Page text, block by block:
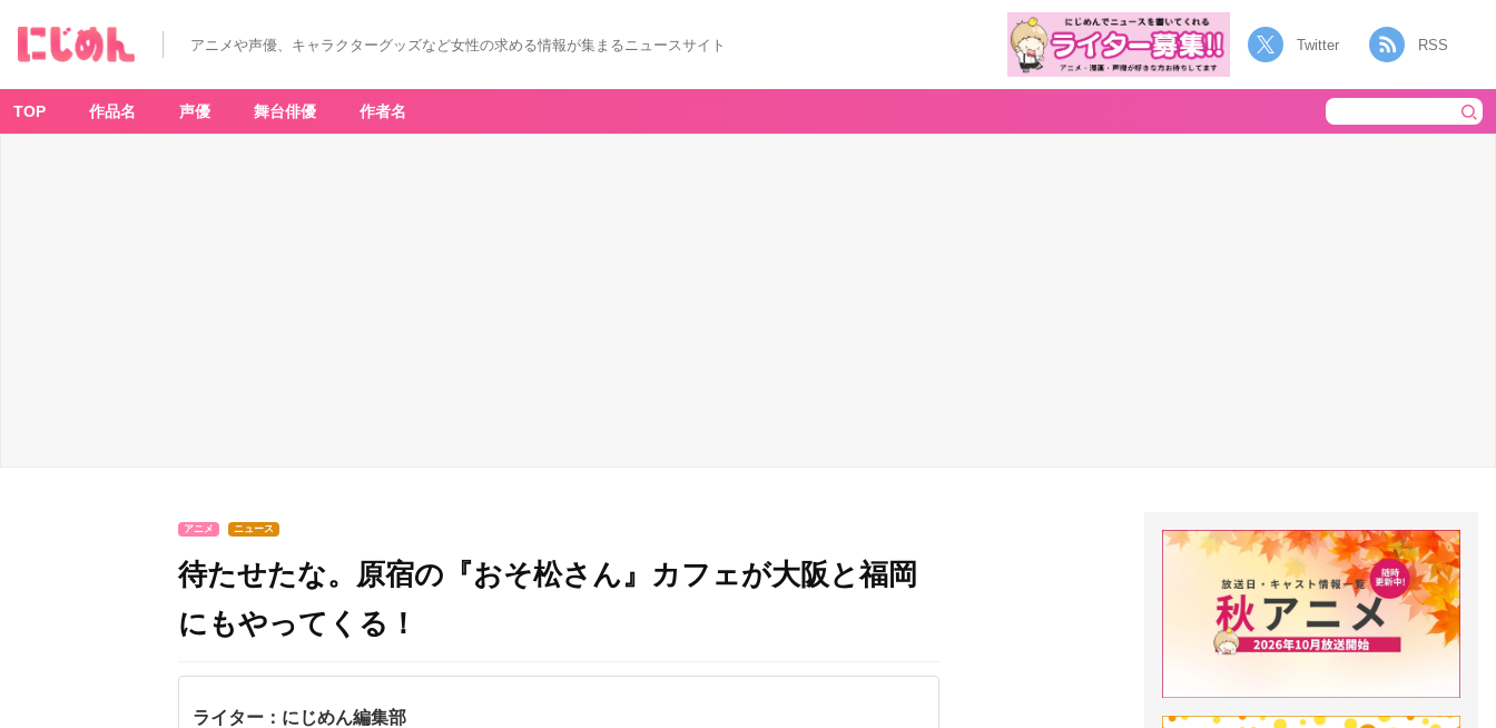
アニメや声優、キャラクターグッズなど女性の求める情報が集まるニュースサイト Twitter RSS
TOP 作品名 声優 舞台俳優 作者名
アニメ ニュース
待たせたな。原宿の『おそ松さん』カフェが大阪と福岡
にもやってくる！
ライター：にじめん編集部